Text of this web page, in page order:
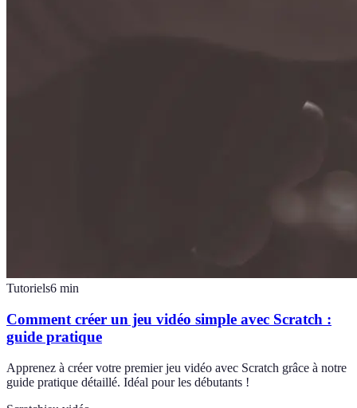
Tutoriels6 min
Comment créer un jeu vidéo simple avec Scratch :
guide pratique
Apprenez à créer votre premier jeu vidéo avec Scratch grâce à notre
guide pratique détaillé. Idéal pour les débutants !